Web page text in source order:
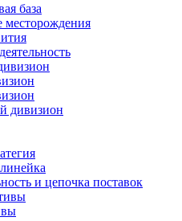
база
дивизион
и цепочка поставок